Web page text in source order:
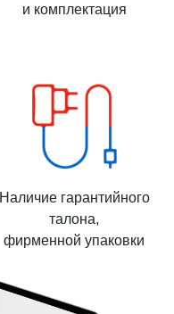
и комплектация
Наличие гарантийного
талона,
фирменной упаковки